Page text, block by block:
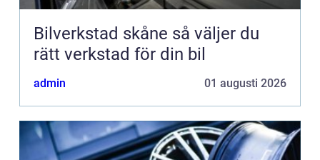
Bilverkstad skåne så väljer du
rätt verkstad för din bil
admin 01 augusti 2026